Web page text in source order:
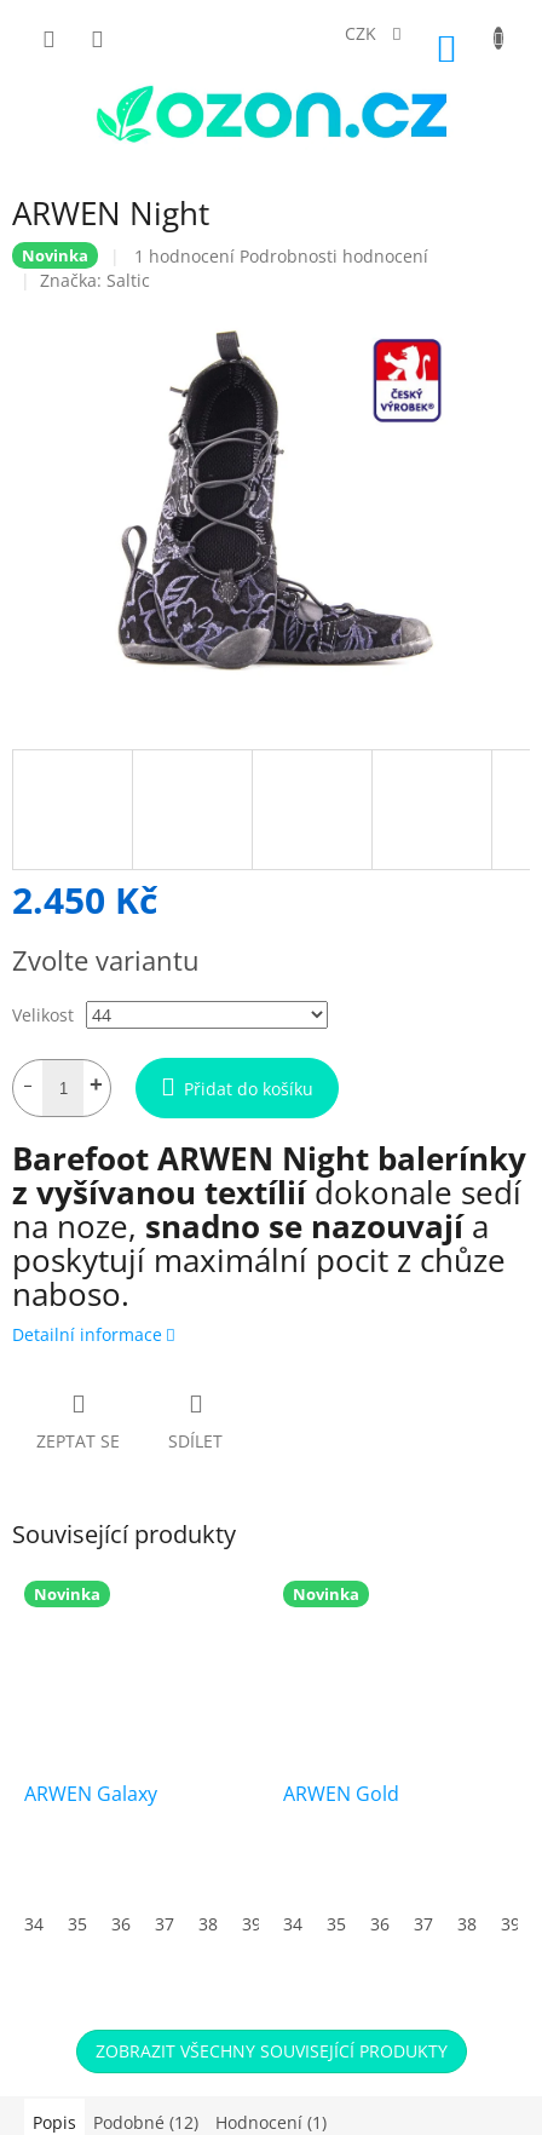
CZK
ARWEN Night
Novinka
Průměrné
hodnocení
hvězdiček.
1 hodnocení Podrobnosti hodnocení
Značka: Saltic
2.450 Kč
cena:
Zvolte variantu
Velikost
Přidat do košíku
Barefoot ARWEN Night balerínky
z vyšívanou textíliídokonale sedí
na noze, snadno se nazouvajía
poskytují maximální pocit z chůze
naboso.
Detailní informace
ZEPTAT SE SDÍLET
Související produkty
Novinka
ARWEN Galaxy
34 35 36 37 38 39 40 41 42 43 44 45
Novinka
ARWEN Gold
34 35 36 37 38 39
ZOBRAZIT VŠECHNY SOUVISEJÍCÍ PRODUKTY
Popis Podobné (12) Hodnocení (1)